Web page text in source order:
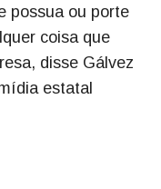
possua ou porte
coisa que
disse Gálvez
estatal